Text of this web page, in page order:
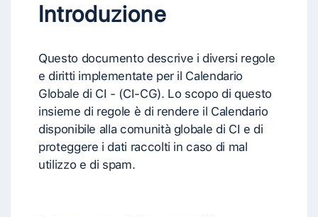
Introduzione
Questo documento descrive i diversi regole
e diritti implementate per il Calendario
Globale di CI - (CI-CG). Lo scopo di questo
insieme di regole è di rendere il Calendario
disponibile alla comunità globale di CI e di
proteggere i dati raccolti in caso di mal
utilizzo e di spam.